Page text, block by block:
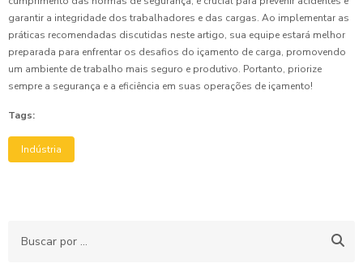
garantir a integridade dos trabalhadores e das cargas. Ao implementar as
práticas recomendadas discutidas neste artigo, sua equipe estará melhor
preparada para enfrentar os desafios do içamento de carga, promovendo
um ambiente de trabalho mais seguro e produtivo. Portanto, priorize
sempre a segurança e a eficiência em suas operações de içamento!
Tags:
Indústria